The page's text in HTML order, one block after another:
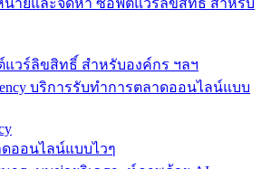
วร์ลิขสิทธิ์ สำหรับองค์กร ฯลฯ
ออนไลน์แบบไวๆ